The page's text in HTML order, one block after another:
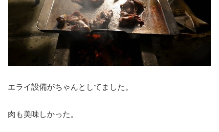
エライ設備がちゃんとしてました。
肉も美味しかった。